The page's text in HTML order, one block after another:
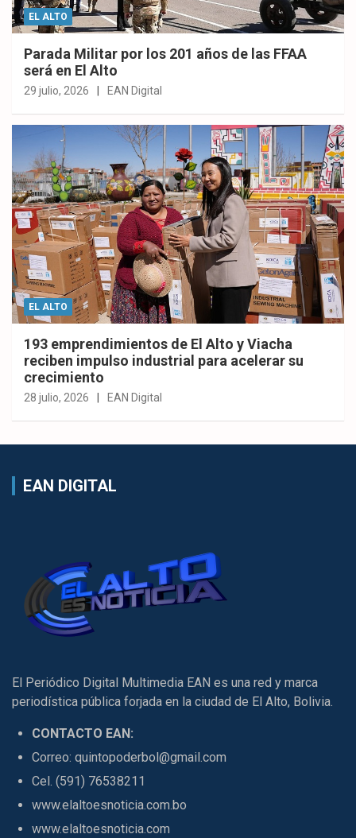
EL ALTO
Parada Militar por los 201 años de las FFAA
será en El Alto
29 julio, 2026 EAN Digital
EL ALTO
193 emprendimientos de El Alto y Viacha
reciben impulso industrial para acelerar su
crecimiento
28 julio, 2026 EAN Digital
EAN DIGITAL
El Periódico Digital Multimedia EAN es una red y marca
periodística pública forjada en la ciudad de El Alto, Bolivia.
CONTACTO EAN:
Correo: quintopoderbol@gmail.com
Cel. (591) 76538211
www.elaltoesnoticia.com.bo
www.elaltoesnoticia.com